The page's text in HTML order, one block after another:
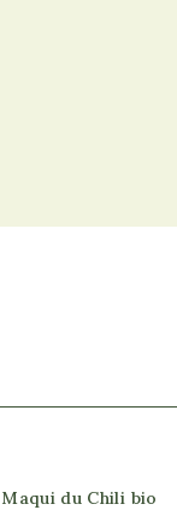
Maqui du Chili bio